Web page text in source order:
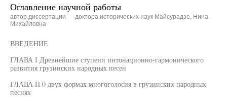
Оглавление научной работы
автор диссертации — доктора исторических наук Майсурадзе, Нина
Михайловна
ВВЕДЕНИЕ
ГЛАВА I Древнейшие ступени интонационно-гармонического
развития грузинских народных песен
ГЛАВА П 0 двух формах многоголосия в грузинских народных
песнях